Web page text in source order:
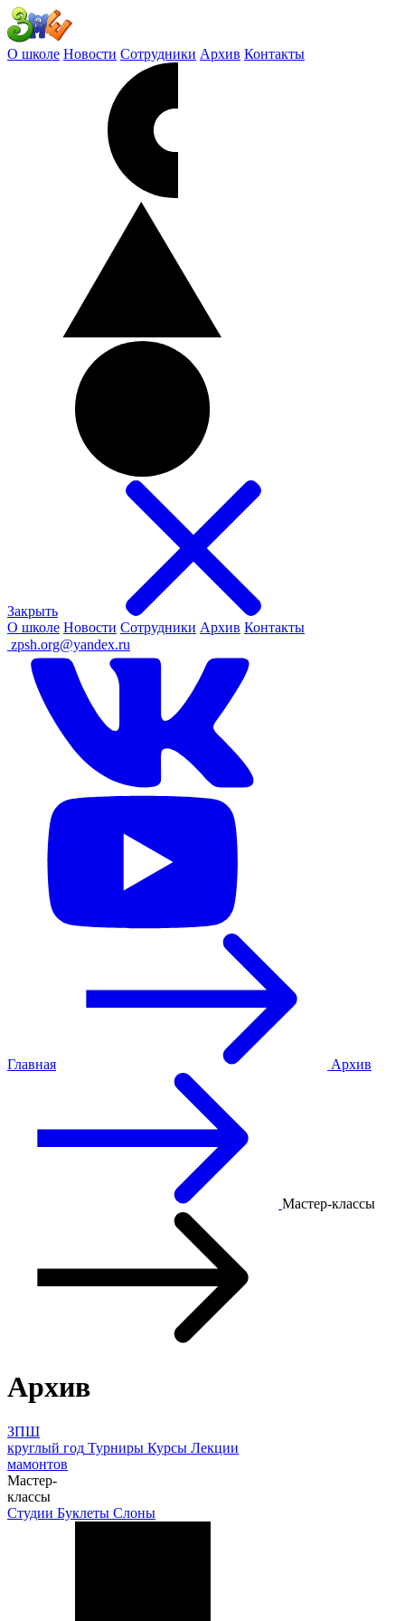
О школе Новости Сотрудники Архив Контакты
Закрыть
О школе Новости Сотрудники Архив Контакты
zpsh.org@yandex.ru
Главная Архив
Мастер-классы
Архив
ЗПШ
круглый год Турниры Курсы Лекции
мамонтов
Мастер-
классы
Студии Буклеты Слоны